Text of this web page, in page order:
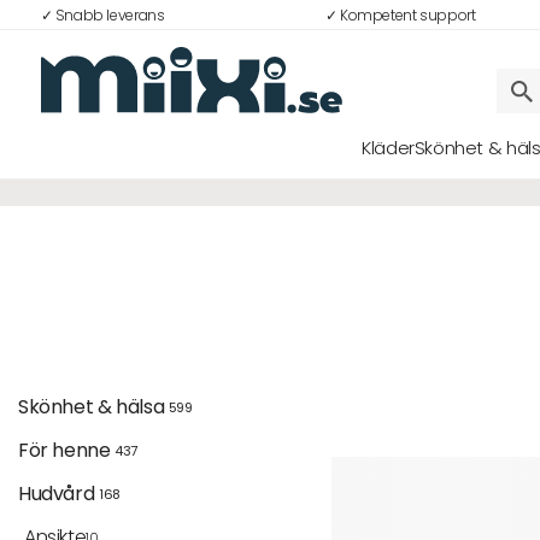
✓ Snabb leverans ✓ Kompetent support
KläderSkönhet &
Bli medlem i Club Miixi
Skönhet & hälsa 599
För henne 437
Hudvård 168